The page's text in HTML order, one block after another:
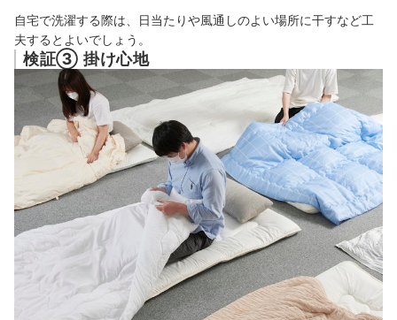
自宅で洗濯する際は、日当たりや風通しのよい場所に干すなど工
夫するとよいでしょう。
検証③ 掛け心地